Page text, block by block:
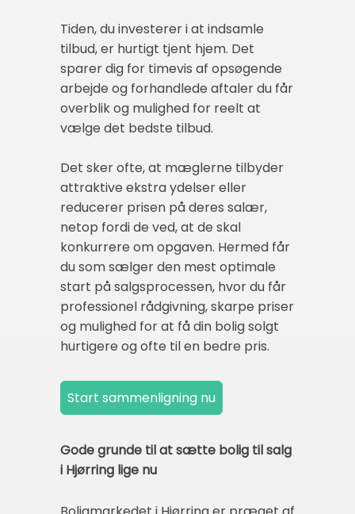
Tiden, du investerer i at indsamle
tilbud, er hurtigt tjent hjem. Det
sparer dig for timevis af opsøgende
arbejde og forhandlede aftaler du får
overblik og mulighed for reelt at
vælge det bedste tilbud.
Det sker ofte, at mæglerne tilbyder
attraktive ekstra ydelser eller
reducerer prisen på deres salær,
netop fordi de ved, at de skal
konkurrere om opgaven. Hermed får
du som sælger den mest optimale
start på salgsprocessen, hvor du får
professionel rådgivning, skarpe priser
og mulighed for at få din bolig solgt
hurtigere og ofte til en bedre pris.
Gode grunde til at sætte bolig til salg
i Hjørring lige nu